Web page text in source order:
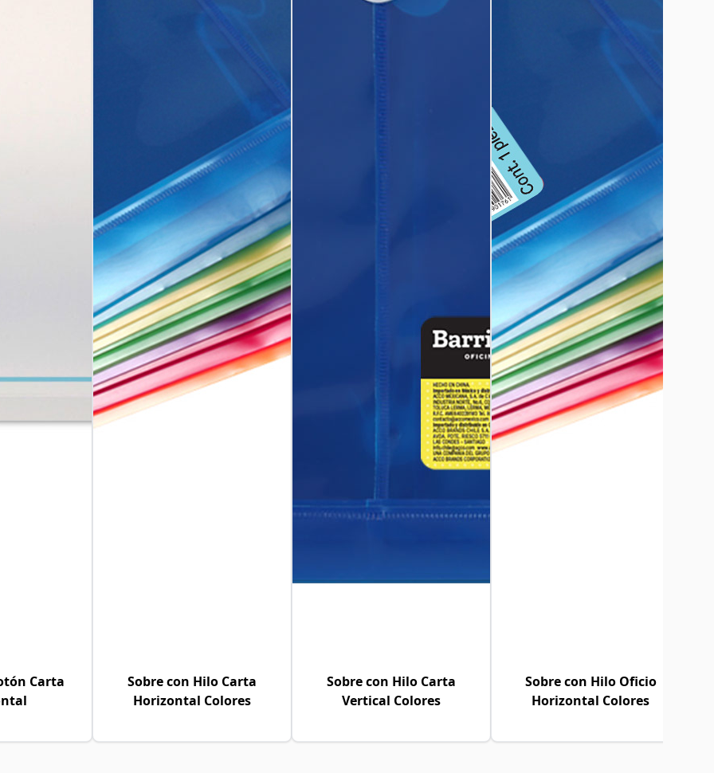
Carta
Sobre con Hilo Carta
Horizontal Colores
Sobre con Hilo Carta
Vertical Colores
Sobre con Hilo Oficio
Horizontal Colores